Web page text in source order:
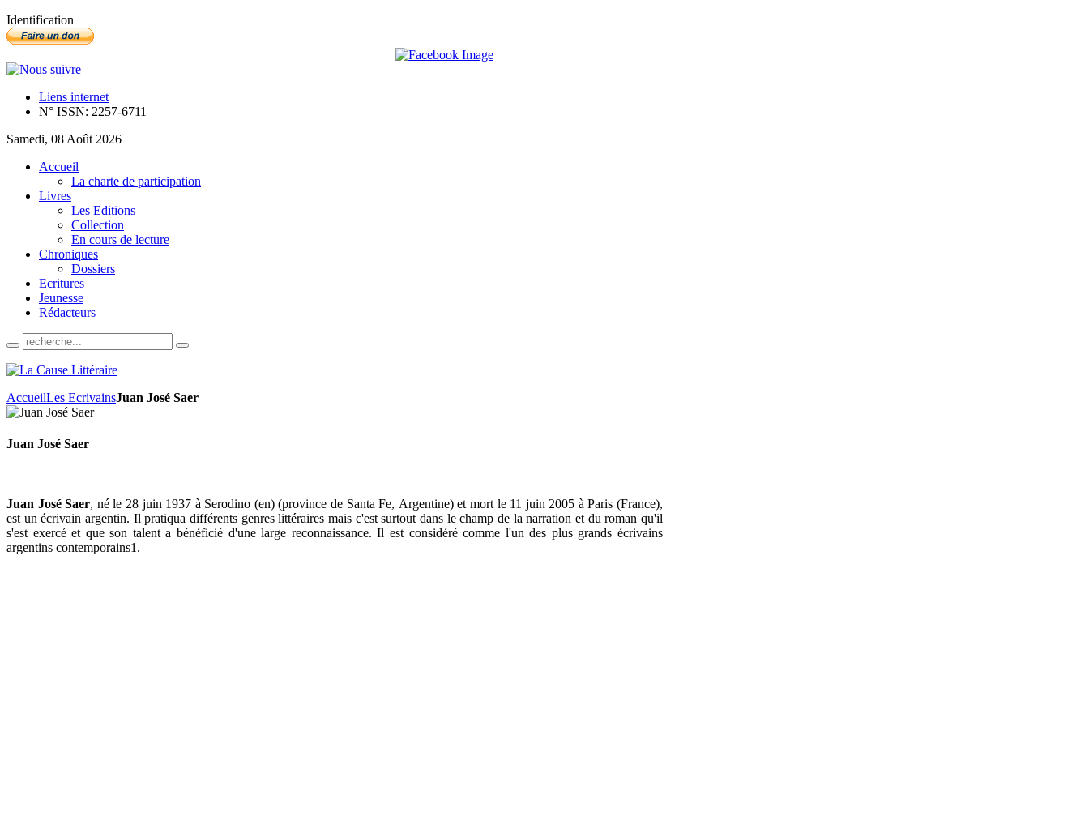
Identification
Liens internet
N° ISSN: 2257-6711
Samedi, 08 Août 2026
Accueil
La charte de participation
Livres
Les Editions
Collection
En cours de lecture
Chroniques
Dossiers
Ecritures
Jeunesse
Rédacteurs
AccueilLes EcrivainsJuan José Saer
Juan José Saer
Juan José Saer, né le 28 juin 1937 à Serodino (en) (province de Santa Fe, Argentine) et mort le 11 juin 2005 à Paris (France),
est un écrivain argentin. Il pratiqua différents genres littéraires mais c'est surtout dans le champ de la narration et du roman qu'il
s'est exercé et que son talent a bénéficié d'une large reconnaissance. Il est considéré comme l'un des plus grands écrivains
argentins contemporains1.